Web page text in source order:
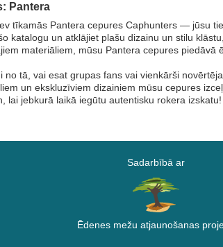
Pantera
tīkamās Pantera cepures Caphunters — jūsu
katalogu un atklājiet plašu dizainu un stilu
materiāliem, mūsu Pantera cepures piedāvā
no tā, vai esat grupas fans vai vienkārši
un ekskluzīviem dizainiem mūsu cepures
lai jebkurā laikā iegūtu autentisku rokera izskatu!
Sadarbībā ar
Ēdenes mežu atjaunošanas